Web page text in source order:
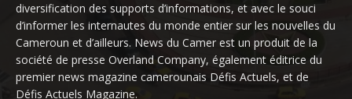
diversification des supports d’informations, et avec le souci
d’informer les internautes du monde entier sur les nouvelles du
Cameroun et d’ailleurs. News du Camer est un produit de la
société de presse Overland Company, également éditrice du
premier news magazine camerounais Défis Actuels, et de
Défis Actuels Magazine.